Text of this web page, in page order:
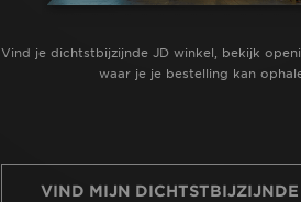
Vind je dichtstbijzijnde JD winkel, bekijk
waar je je bestelling kan
VIND MIJN